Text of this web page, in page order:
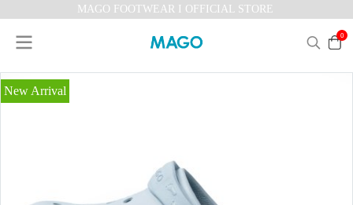
MAGO FOOTWEAR I OFFICIAL STORE
0
New Arrival